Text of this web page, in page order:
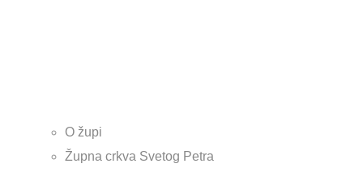
O župi
Župna crkva Svetog Petra